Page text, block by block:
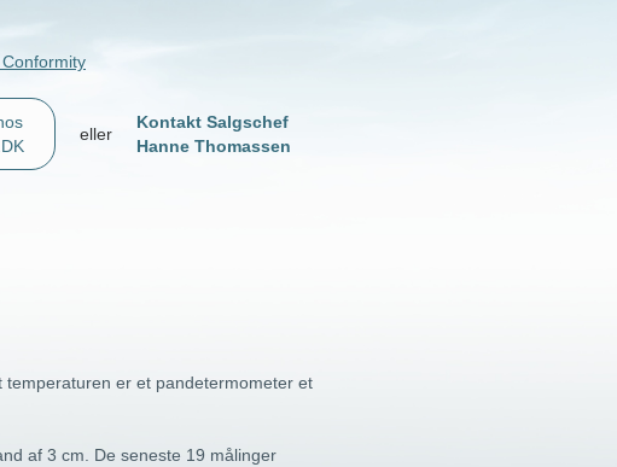
eller
Kontakt Salgschef
Hanne Thomassen
er et pandetermometer et
af 3 cm. De seneste 19 målinger